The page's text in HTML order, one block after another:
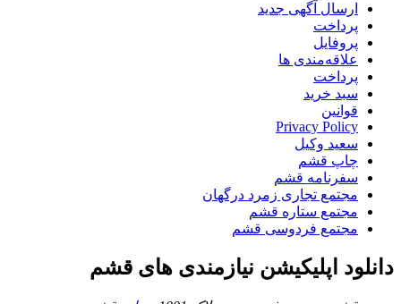
ارسال آگهی جدید
پرداخت
پروفایل
علاقه‌مندی ها
پرداخت
سبد خرید
قوانین
Privacy Policy
سعید وکیل
چاپ قشم
سفرنامه قشم
مجتمع تجاری زمرد درگهان
مجتمع ستاره قشم
مجتمع فردوسی قشم
دانلود اپلیکیشن نیازمندی های قشم